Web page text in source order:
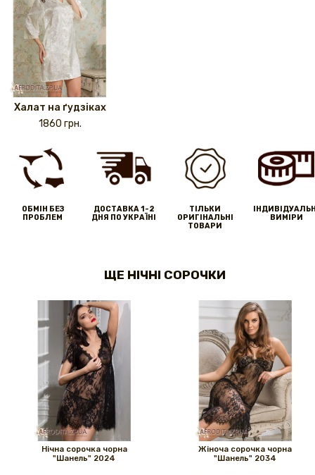
Халат на ґудзіках
1860 грн.
ОБМІН БЕЗ
ПРОБЛЕМ
ДОСТАВКА 1-2
ДНЯ ПО УКРАЇНІ
ТІЛЬКИ
ОРИГІНАЛЬНІ
ТОВАРИ
ВИМІРИ
ЩЕ НІЧНІ СОРОЧКИ
Нічна сорочка чорна
"Шанель" 2024
Жіноча сорочка чорна
"Шанель" 2034